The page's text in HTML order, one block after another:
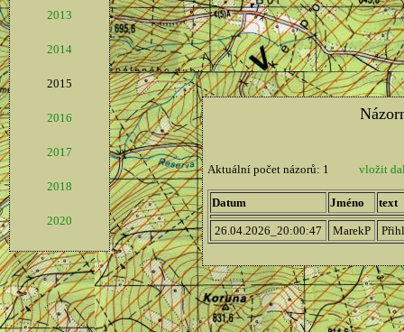
2013
2014
2015
2016
2017
2018
2020